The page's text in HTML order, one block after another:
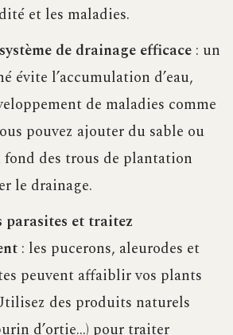
et les maladies.
de drainage efficace: un
évite l’accumulation d’eau,
de maladies comme
pouvez ajouter du sable ou
des trous de plantation
le drainage.
parasites et traitez
: les pucerons, aleurodes et
peuvent affaiblir vos plants
des produits naturels
d’ortie…) pour traiter